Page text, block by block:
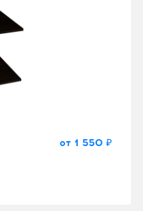
от 1 550 ₽